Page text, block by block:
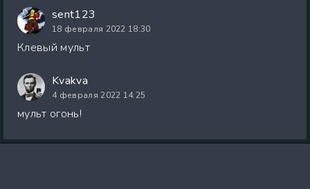
sent123
18 февраля 2022 18:30
Клевый мульт
Kvakva
4 февраля 2022 14:25
мульт огонь!